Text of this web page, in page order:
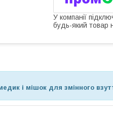
У компанії
будь-який товар
і мішок для змінного